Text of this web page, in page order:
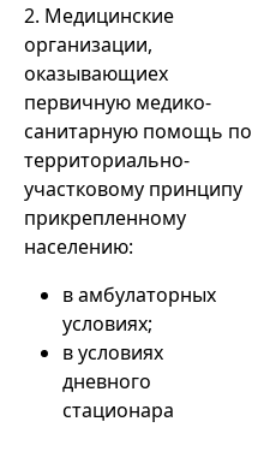
2. Медицинские
организации,
оказывающиех
первичную медико-
санитарную помощь по
территориально-
участковому принципу
прикрепленному
населению:
в амбулаторных
условиях;
в условиях
дневного
стационара